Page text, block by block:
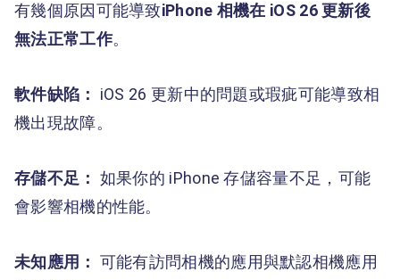
有幾個原因可能導致iPhone 相機在 iOS 26 更新後
無法正常工作。
軟件缺陷：
iOS 26 更新中的問題或瑕疵可能導致相
機出現故障。
存儲不足： 如果你的 iPhone 存儲容量不足，可能
會影響相機的性能。
未知應用： 可能有訪問相機的應用與默認相機應用